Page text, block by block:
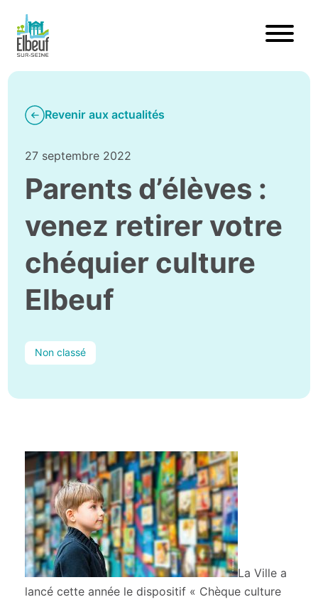
Revenir aux actualités
27 septembre 2022
Parents d’élèves :
venez retirer votre
chéquier culture
Elbeuf
Non classé
La Ville a
lancé cette année le dispositif « Chèque culture